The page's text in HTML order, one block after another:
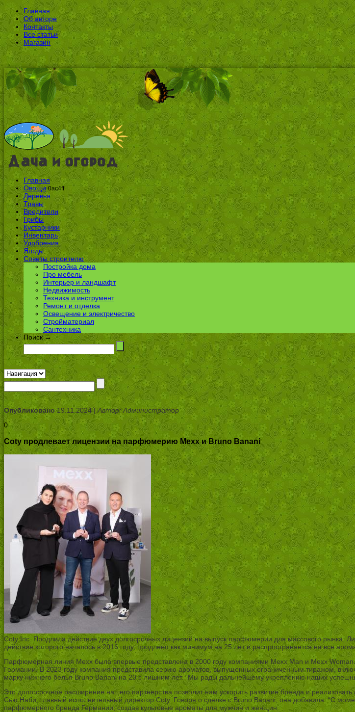
Главная
Об авторе
Контакты
Все статьи
Магазин
Главная
Овощи 0ac4ff
Деревья
Травы
Вредители
Грибы
Кустарники
Инвентарь
Удобрения
Ягоды
Советы строителю
Постройка дома
Про мебель
Интерьер и ландшафт
Недвижимость
Техника и инструмент
Ремонт и отделка
Освещение и электричество
Стройматериал
Сантехника
Поиск →
Опубликовано19.11.2024 |Автор: Администратор
0
Coty продлевает лицензии на парфюмерию Mexx и Bruno Banani
Coty Inc. Продлила действие двух долгосрочных лицензий на выпуск парфюмерии для массового рынка.
действие которого началось в 2016 году, продлено как минимум на 25 лет и распространяется на все
Парфюмерная линия Mexx была впервые представлена в 2000 году компаниями Mexx Man и Mexx
Германии. В 2023 году компания представила серию ароматов, выпущенных ограниченным тиражом,
марку нижнего белья Bruno Banani на 20 с лишним лет. “Мы рады дальнейшему укреплению наших
Это долгосрочное расширение нашего партнерства позволит нам ускорить развитие бренда и
Сью Наби, главный исполнительный директор Coty. Говоря о сделке с Bruno Banani, она добавила: “С
парфюмерного бренда Германии, создав культовые ароматы для мужчин и женщин.